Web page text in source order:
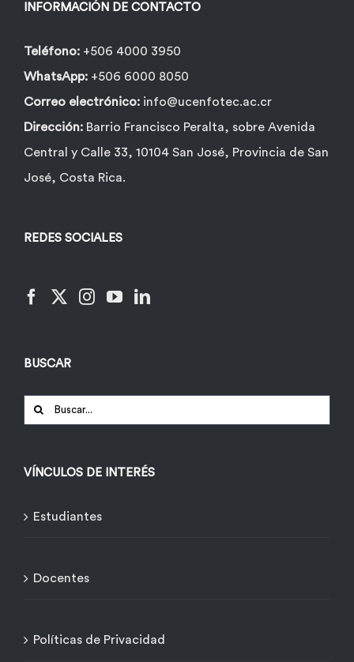
INFORMACIÓN DE CONTACTO
Teléfono: +506 4000 3950
WhatsApp: +506 6000 8050
Correo electrónico: info@ucenfotec.ac.cr
Dirección: Barrio Francisco Peralta, sobre Avenida
Central y Calle 33, 10104 San José, Provincia de San
José, Costa Rica.
REDES SOCIALES
BUSCAR
Buscar:
VÍNCULOS DE INTERÉS
Estudiantes
Docentes
Políticas de Privacidad